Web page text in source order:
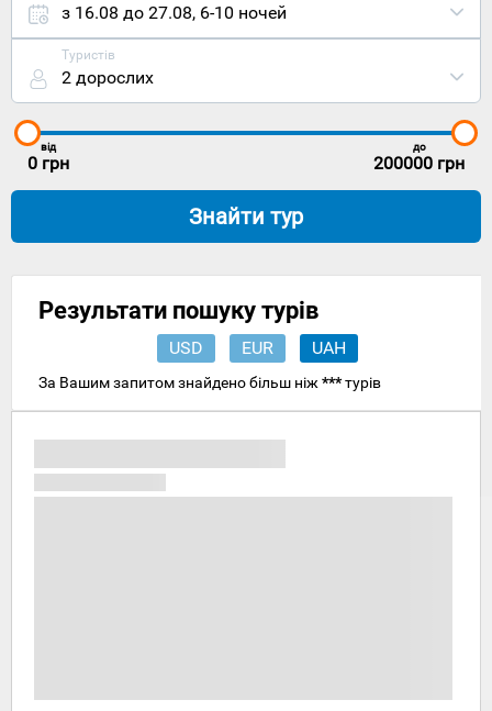
з 16.08 до 27.08, 6-10 ночей
Туристів
2 дорослих
від
0 грн
до
200000 грн
Знайти тур
Результати пошуку турів
USD EUR UAH
За Вашим запитом знайдено більш ніж ***турів